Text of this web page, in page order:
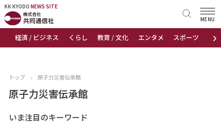
KK KYODO NEWS SITE
›
経済 / ビジネス くらし 教育 / 文化 エンタメ スポーツ 地域
MENU
KK KYODONEWS SITE
トップページ
ニュース
おすすめコンテンツ
トップ › 原子力災害伝承館
原子力災害伝承館
いま注目のキーワード